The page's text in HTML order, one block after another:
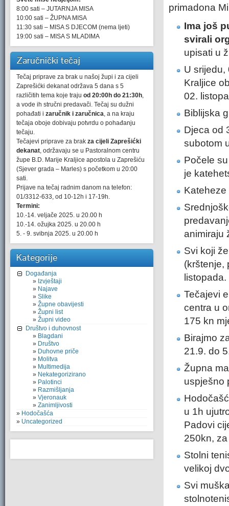
8:00 sati – JUTARNJA MISA
10:00 sati – ŽUPNA MISA
11:30 sati – MISA S DJECOM (nema ljeti)
19:00 sati – MISA S MLADIMA
Zaručnički tečaj
Tečaj priprave za brak u našoj župi i za cijeli
Zaprešićki dekanat održava 5 dana s 5
različitih tema koje traju od 20:00h do 21:30h,
a vode ih stručni predavači. Tečaj su dužni
pohađati i zaručnik i zaručnica, a na kraju
tečaja oboje dobivaju potvrdu o pohađanju
tečaju.
Tečajevi priprave za brak za cijeli Zaprešićki
dekanat, održavaju se u Pastoralnom centru
župe B.D. Marije Kraljice apostola u Zaprešiću
(Sjever grada – Marles) s početkom u 20:00
sati.
Prijave na tečaj radnim danom na telefon:
01/3312-633, od 10-12h i 17-19h.
Termini:
10.-14. veljače 2025. u 20.00 h
10.-14. ožujka 2025. u 20.00 h
5. - 9. svibnja 2025. u 20.00 h
Kategorije
Događanja
Izvještaji
Najave
Slike
Župne obavijesti
Župni list
Župni video
Društvo i duhovnost
Blagdani
Društvo
Duhovne priče
Molitva
Multimedija
Nekategorizirano
Palotinci
Razmišljanja
Vjeronauk
Zanimljivosti
Hodočašća
Uncategorized
primadona
Ima još
svirali
upisati u
U srijedu,
Kraljice
02.
Biblijska
Djeca od
subotom
Počele
je
animiraju
Svi koji
(krštenje,
listopada.
Tečajevi
centra u
175 kn
Birajmo
21.9. do
Župna
uspješno
u 1h
Padovi
250kn,
Stolni
velikoj
Svi